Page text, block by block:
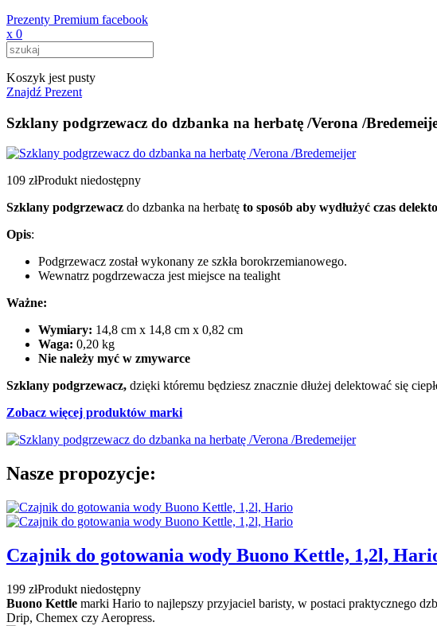
Prezenty Premium facebook
x 0
Koszyk jest pusty
Znajdź Prezent
Szklany podgrzewacz do dzbanka na herbatę /Verona /
109 złProdukt niedostępny
Szklany podgrzewacz do dzbanka na herbatę to sposób aby wydłużyć czas
Opis:
Podgrzewacz został wykonany ze szkła borokrzemianowego.
Wewnatrz pogdrzewacza jest miejsce na tealight
Ważne:
Wymiary: 14,8 cm x 14,8 cm x 0,82 cm
Waga: 0,20 kg
Nie należy myć w zmywarce
Szklany podgrzewacz, dzięki któremu będziesz znacznie dłużej delektować się
Zobacz więcej produktów marki
Nasze propozycje:
Czajnik do gotowania wody Buono Kettle, 1,2l,
199 złProdukt niedostępny
Buono Kettle marki Hario to najlepszy przyjaciel baristy, w postaci praktycznego
Drip, Chemex czy Aeropress.